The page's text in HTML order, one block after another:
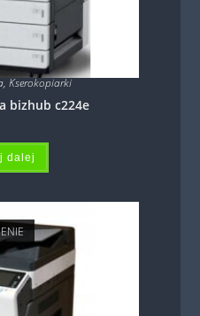
, Kserokopiarki
bizhub c224e
dalej